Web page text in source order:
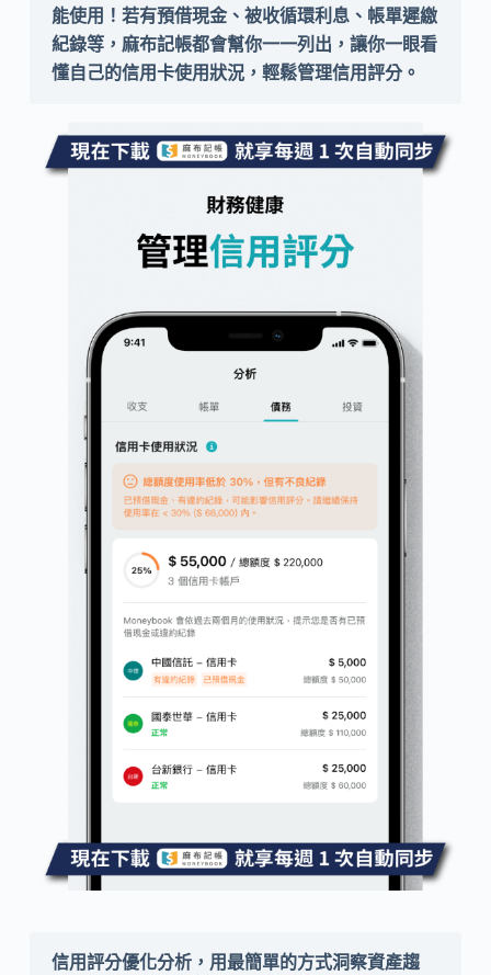
能使用！若有預借現金、被收循環利息、帳單遲繳
紀錄等，麻布記帳都會幫你一一列出，讓你一眼看
懂自己的信用卡使用狀況，輕鬆管理信用評分。
信用評分優化分析，用最簡單的方式洞察資產趨